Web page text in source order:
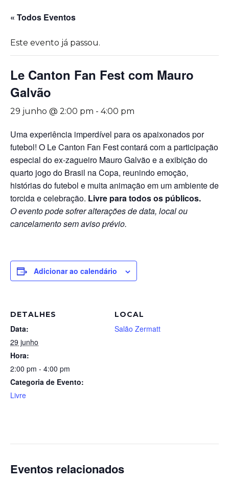
« Todos Eventos
Este evento já passou.
Le Canton Fan Fest com Mauro
Galvão
29 junho @ 2:00 pm - 4:00 pm
Uma experiência imperdível para os apaixonados por
futebol! O Le Canton Fan Fest contará com a participação
especial do ex-zagueiro Mauro Galvão e a exibição do
quarto jogo do Brasil na Copa, reunindo emoção,
histórias do futebol e muita animação em um ambiente de
torcida e celebração. Livre para todos os públicos.
O evento pode sofrer alterações de data, local ou
cancelamento sem aviso prévio.
Adicionar ao calendário
DETALHES
Data:
29 junho
Hora:
2:00 pm - 4:00 pm
Categoria de Evento:
Livre
LOCAL
Salão Zermatt
Eventos relacionados